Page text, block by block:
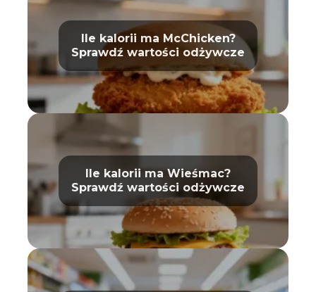
Ile kalorii ma McChicken?
Sprawdź wartości odżywcze
Ile kalorii ma Wieśmac?
Sprawdź wartości odżywcze